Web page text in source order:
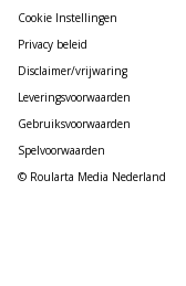
Cookie Instellingen
Privacy beleid
Disclaimer/vrijwaring
Leveringsvoorwaarden
Gebruiksvoorwaarden
Spelvoorwaarden
© Roularta Media Nederland